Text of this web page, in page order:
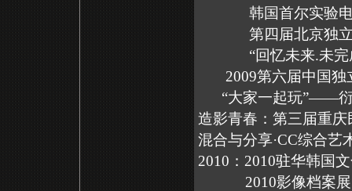
韩国首尔实验
第四届北京
“回忆未来.未完
2009第六届中
“大家一起玩
造影青春：第三届
混合与分享·CC综
2010：2010驻华
2010影像